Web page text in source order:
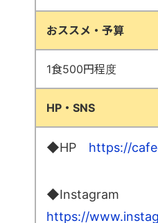
おススメ・予算
1食500円程度
HP・SNS
◆HP https://
◆Instagram
https://